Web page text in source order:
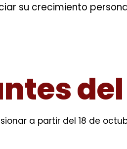
su crecimiento
a partir del 18 de